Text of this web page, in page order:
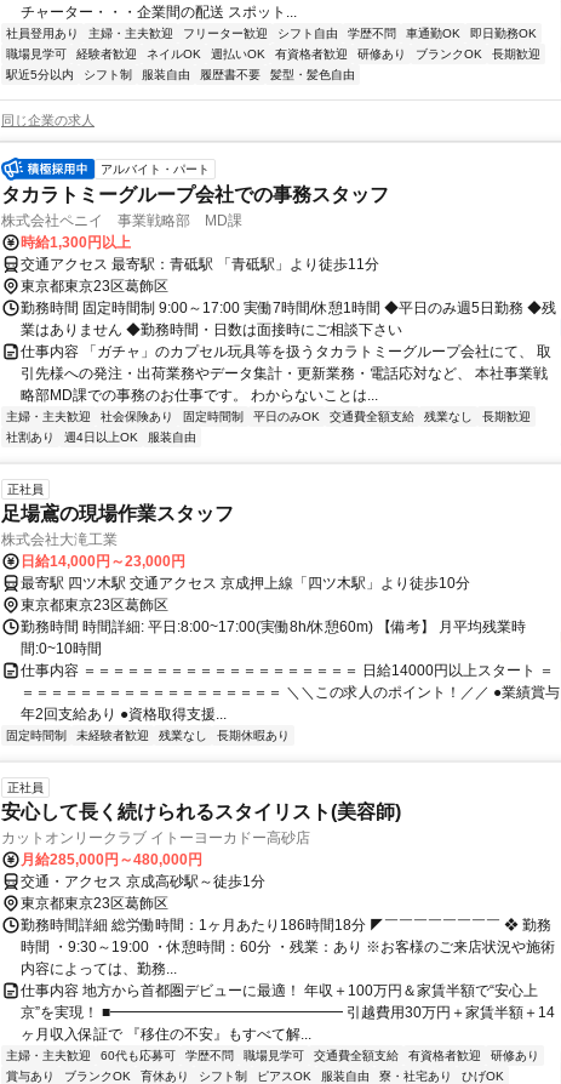
チャーター・・・企業間の配送 スポット...
社員登用あり 主婦・主夫歓迎 フリーター歓迎 シフト自由 学歴不問 車通勤OK
即日勤務OK
職場見学可
経験者歓迎 ネイルOK 週払いOK 有資格者歓迎 研修あり ブランクOK
長期歓迎
駅近5分以内
シフト制 服装自由 履歴書不要 髪型・髪色自由
同じ企業の求人
アルバイト・パート
タカラトミーグループ会社での事務スタッフ
株式会社ペニイ 事業戦略部 MD課
時給1,300円以上
交通アクセス 最寄駅：青砥駅 「青砥駅」より徒歩11分
東京都東京23区葛飾区
勤務時間 固定時間制 9:00～17:00 実働7時間/休憩1時間 ◆平日のみ週5日勤務 ◆残
業はありません ◆勤務時間・日数は面接時にご相談下さい
仕事内容 「ガチャ」のカプセル玩具等を扱うタカラトミーグループ会社にて、 取
引先様への発注・出荷業務やデータ集計・更新業務・電話応対など、 本社事業戦
略部MD課での事務のお仕事です。 わからないことは...
主婦・主夫歓迎 社会保険あり 固定時間制 平日のみOK 交通費全額支給 残業なし
長期歓迎
社割あり
週4日以上OK 服装自由
正社員
足場鳶の現場作業スタッフ
株式会社大滝工業
日給14,000円～23,000円
最寄駅 四ツ木駅 交通アクセス 京成押上線「四ツ木駅」より徒歩10分
東京都東京23区葛飾区
勤務時間 時間詳細: 平日:8:00~17:00(実働8h/休憩60m) 【備考】 月平均残業時
間:0~10時間
仕事内容 ＝＝＝＝＝＝＝＝＝＝＝＝＝＝＝＝＝＝＝ 日給14000円以上スタート ＝
＝＝＝＝＝＝＝＝＝＝＝＝＝＝＝＝＝＝ ＼＼この求人のポイント！／／ ●業績賞与
年2回支給あり ●資格取得支援...
固定時間制 未経験者歓迎 残業なし 長期休暇あり
正社員
安心して長く続けられるスタイリスト(美容師)
カットオンリークラブ イトーヨーカドー高砂店
月給285,000円～480,000円
交通・アクセス 京成高砂駅～徒歩1分
東京都東京23区葛飾区
勤務時間詳細 総労働時間：1ヶ月あたり186時間18分 ◤￣￣￣￣￣￣￣￣ ❖ 勤務
時間 ・9:30～19:00 ・休憩時間：60分 ・残業：あり ※お客様のご来店状況や施術
内容によっては、勤務...
仕事内容 地方から首都圏デビューに最適！ 年収＋100万円＆家賃半額で“安心上
京”を実現！ ■━━━━━━━━━━━━━━━━ 引越費用30万円＋家賃半額＋14
ヶ月収入保証で 『移住の不安』もすべて解...
主婦・主夫歓迎 60代も応募可 学歴不問 職場見学可 交通費全額支給 有資格者歓迎
研修あり
賞与あり
ブランクOK 育休あり シフト制 ピアスOK 服装自由 寮・社宅あり
ひげOK